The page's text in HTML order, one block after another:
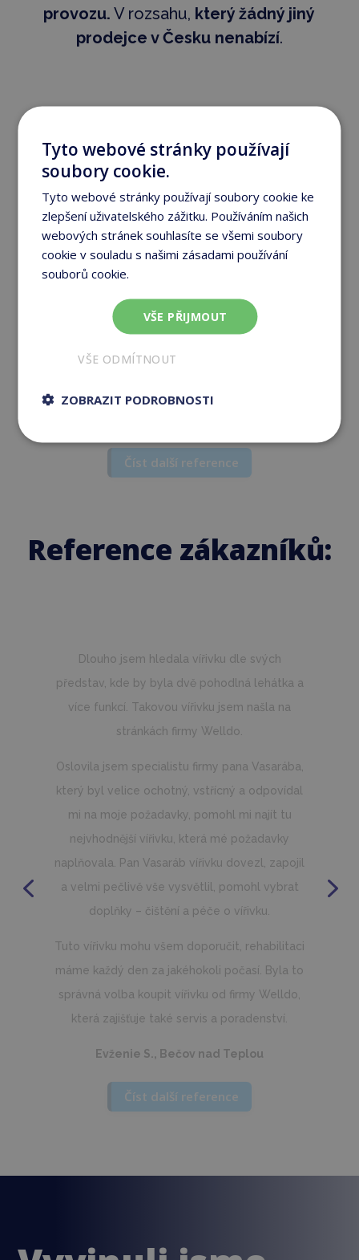
provozu. V rozsahu, který žádný jiný
prodejce v Česku nenabízí.
zkoušejících:
Možnost zkoušet produkty nám zpočátku
přišla neobvyklá...
velmi mile překvapila a předčila naše
očekávání. Původně jsme nepředpokládali, že
po vyzkoušení budeme rozhodnuti. Vyzdvihuji
rozhodování a profesionální přístup.
Číst další reference
Reference zákazníků:
domluveno. Nakonec nás přesvědčil k nákupu
asi dobrý dojem z p. Vasarába, firem s
vířivkami je hodně a rozeznat kvalitu předem
dost dobře nejde… takže důvěra v prodejce je
Vířivka nám vyhovuje, používám ji, pokud jsem
v domě, kde je nainstalovaná, každý den.
Používal jsem ji i v mrazu -15 a vše bylo OK.
Splňuje, co bylo avizováno.
dělat, tři roky fungují bez problémů i v těžkých
mrazech, nic se neloupe a vše drží. Čerpadla
jsou dostatečně dimenzovaná a čištění vody
je ok. Cena je sice o něco vyšší než u
Dr. Petr K., Jeseník
Tyto webové stránky používají
soubory cookie.
Tyto webové stránky používají soubory cookie ke
zlepšení uživatelského zážitku. Používáním našich
webových stránek souhlasíte se všemi soubory
cookie v souladu s našimi zásadami používání
souborů cookie.
VŠE PŘIJMOUT
VŠE ODMÍTNOUT
ZOBRAZIT PODROBNOSTI